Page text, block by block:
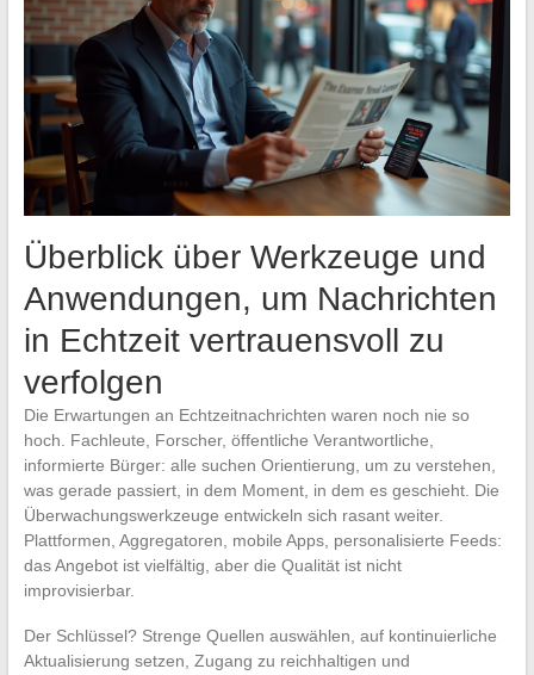
Überblick über Werkzeuge und
Anwendungen, um Nachrichten
in Echtzeit vertrauensvoll zu
verfolgen
Die Erwartungen an Echtzeitnachrichten waren noch nie so
hoch. Fachleute, Forscher, öffentliche Verantwortliche,
informierte Bürger: alle suchen Orientierung, um zu verstehen,
was gerade passiert, in dem Moment, in dem es geschieht. Die
Überwachungswerkzeuge entwickeln sich rasant weiter.
Plattformen, Aggregatoren, mobile Apps, personalisierte Feeds:
das Angebot ist vielfältig, aber die Qualität ist nicht
improvisierbar.
Der Schlüssel? Strenge Quellen auswählen, auf kontinuierliche
Aktualisierung setzen, Zugang zu reichhaltigen und